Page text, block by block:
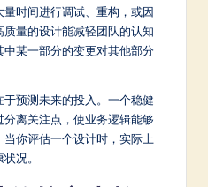
时间进行调试、重构，或因
量的设计能减轻团队的认知
某一部分的变更对其他部分
预测未来的投入。一个稳健
离关注点，使业务逻辑能够
你评估一个设计时，实际上
况。